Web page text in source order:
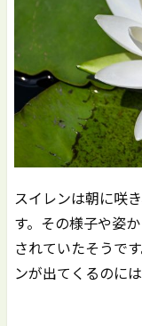
スイレンは朝に咲
す。その様子や姿
されていたそうで
ンが出てくるのに